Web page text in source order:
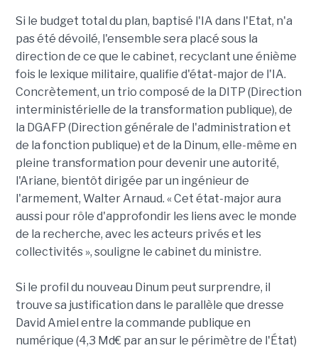
Si le budget total du plan, baptisé l'IA dans l'Etat, n'a
pas été dévoilé, l'ensemble sera placé sous la
direction de ce que le cabinet, recyclant une énième
fois le lexique militaire, qualifie d'état-major de l'IA.
Concrètement, un trio composé de la DITP (Direction
interministérielle de la transformation publique), de
la DGAFP (Direction générale de l'administration et
de la fonction publique) et de la Dinum, elle-même en
pleine transformation pour devenir une autorité,
l'Ariane, bientôt dirigée par un ingénieur de
l'armement, Walter Arnaud. « Cet état-major aura
aussi pour rôle d'approfondir les liens avec le monde
de la recherche, avec les acteurs privés et les
collectivités », souligne le cabinet du ministre.
Si le profil du nouveau Dinum peut surprendre, il
trouve sa justification dans le parallèle que dresse
David Amiel entre la commande publique en
numérique (4,3 Md€ par an sur le périmètre de l'État)